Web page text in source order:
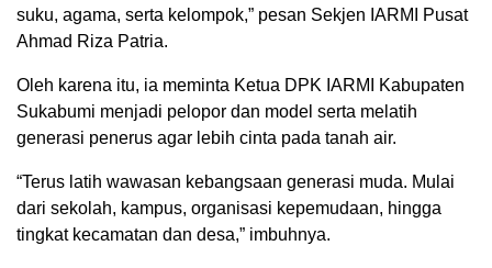
suku, agama, serta kelompok,” pesan Sekjen IARMI Pusat
Ahmad Riza Patria.
Oleh karena itu, ia meminta Ketua DPK IARMI Kabupaten
Sukabumi menjadi pelopor dan model serta melatih
generasi penerus agar lebih cinta pada tanah air.
“Terus latih wawasan kebangsaan generasi muda. Mulai
dari sekolah, kampus, organisasi kepemudaan, hingga
tingkat kecamatan dan desa,” imbuhnya.